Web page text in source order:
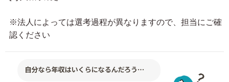
※法人によっては選考過程が異なりますので、担当にご確
認ください